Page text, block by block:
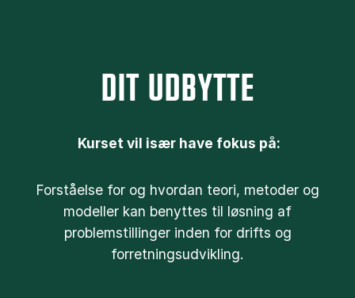
DIT UDBYTTE
Kurset vil især have fokus på:
Forståelse for og hvordan teori, metoder og
modeller kan benyttes til løsning af
problemstillinger inden for drifts og
forretningsudvikling.